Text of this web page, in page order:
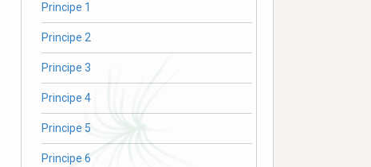
Principe 1
Principe 2
Principe 3
Principe 4
Principe 5
Principe 6